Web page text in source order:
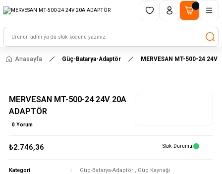
HAYAL ET - TASARLA - ÇALIŞTIR
Anasayfa Güç-Batarya-Adaptör MERVESAN MT-500-24 24V
MERVESAN MT-500-24 24V 20A
ADAPTÖR
0 Yorum
₺2.746,36 Stok Durumu
Kategori Güç-Batarya-Adaptör , Güç Kaynağı